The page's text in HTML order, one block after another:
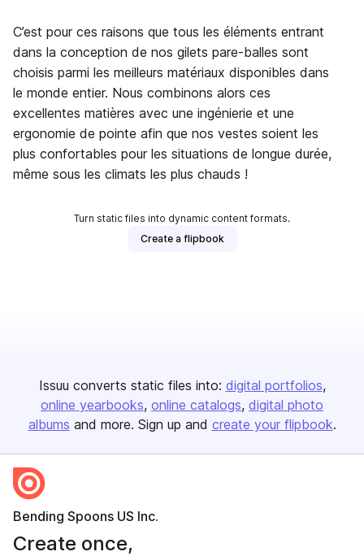
C’est pour ces raisons que tous les éléments entrant
dans la conception de nos gilets pare-balles sont
choisis parmi les meilleurs matériaux disponibles dans
le monde entier. Nous combinons alors ces
excellentes matières avec une ingénierie et une
ergonomie de pointe afin que nos vestes soient les
plus confortables pour les situations de longue durée,
même sous les climats les plus chauds !
Turn static files into dynamic content formats.
Create a flipbook
Issuu converts static files into: digital portfolios
online yearbooks online catalogs digital photo
albums and more. Sign up and create your flipbook.
Bending Spoons US Inc.
Create once,